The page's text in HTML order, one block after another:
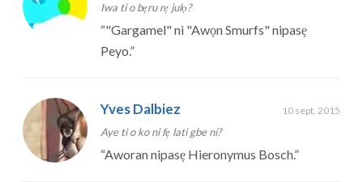
Iwa ti o bẹru rẹ julọ?
“"Gargamel" ni "Awọn Smurfs" nipasẹ
Peyo.”
Yves Dalbiez 10 sept. 2015
Aye ti o ko ni fẹ lati gbe ni?
“Aworan nipasẹ Hieronymus Bosch.”